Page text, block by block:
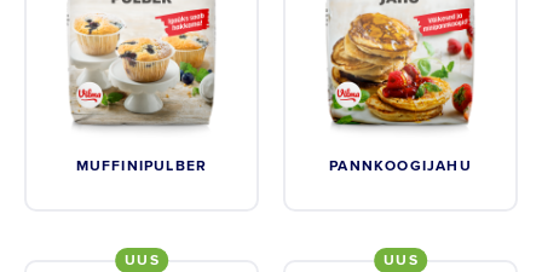
MUFFINIPULBER PANNKOOGIJAHU
UUS UUS